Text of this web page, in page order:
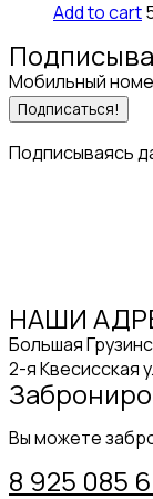
Add to cart
Мобильный
Подписаться!
Подписываясь
НАШИ
Большая
2-я Квесисская
Вы можете
8 925 085